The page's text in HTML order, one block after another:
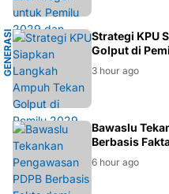
G
E
N
E
R
A
S
I
M
U
DA
Strategi KPU
Golput di
3 hour ago
BAWASLU
Bawaslu
Berbasis
6 hour ago